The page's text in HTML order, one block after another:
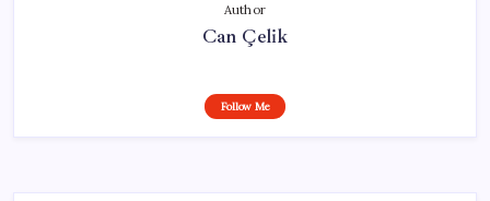
Author
Can Çelik
Follow Me